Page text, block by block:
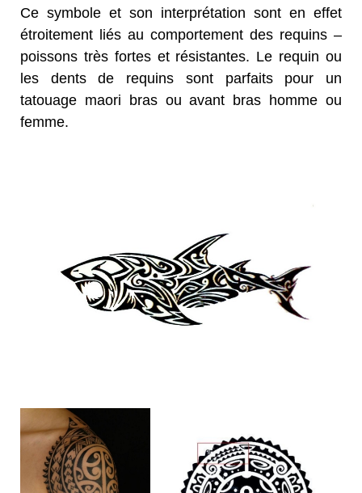
Ce symbole et son interprétation sont en effet
étroitement liés au comportement des requins –
poissons très fortes et résistantes. Le requin ou
les dents de requins sont parfaits pour un
tatouage maori bras ou avant bras homme ou
femme.